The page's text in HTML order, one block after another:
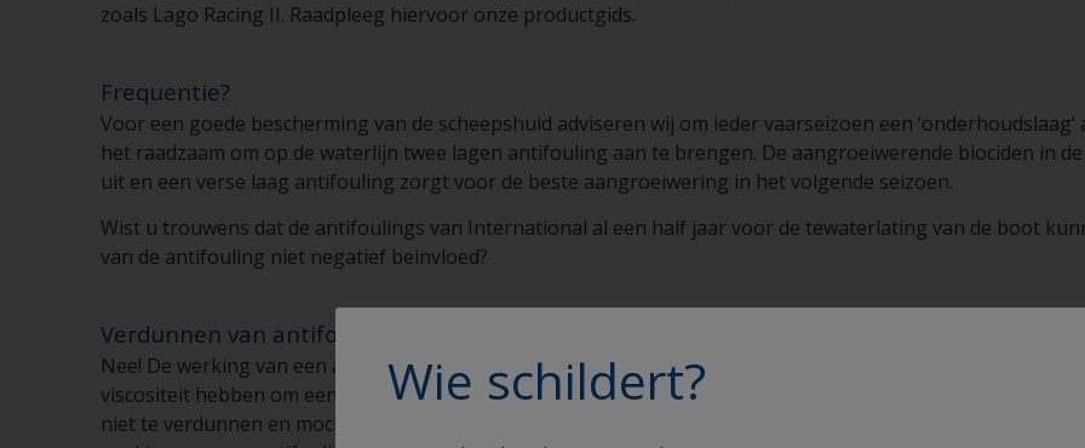
zoals Lago Racing II. Raadpleeg hiervoor onze productgids.
Frequentie?
Voor een goede bescherming van de scheepshuid adviseren wij om ieder vaarseizoen een
het raadzaam om op de waterlijn twee lagen antifouling aan te brengen. De aangroeiwerende biociden in
uit en een verse laag antifouling zorgt voor de beste aangroeiwering in het volgende seizoen.
Wist u trouwens dat de antifoulings van International al een half jaar voor de tewaterlating van de boot
van de antifouling niet negatief beinvloed?
Verdunnen van antifouling
Nee! De werking van een antifouling is direct afhankelijk van de aangebrachte laagdikte. International
viscositeit hebben om een correcte laagdikte aan te brengen. Verdunnen kan de aangebrachte laagdikte
niet te verdunnen en mocht dit in een enkel geval toch nodig zijn (bijvoorbeeld omdat de verf erg koud is)
Wie schildert?